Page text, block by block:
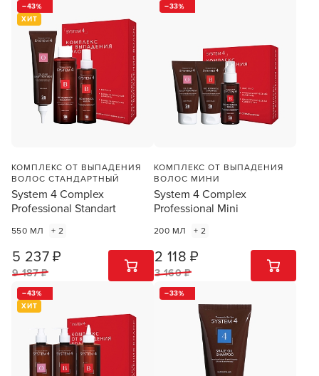
43
ХИТ
КОМПЛЕКС ОТ ВЫПАДЕНИЯ
ВОЛОС СТАНДАРТНЫЙ
System 4 Complex
Professional Standart
550 МЛ + 2
5 237 ₽
9 187 ₽
1 ШТ
33
КОМПЛЕКС ОТ ВЫПАДЕНИЯ
ВОЛОС МИНИ
System 4 Complex
Professional Mini
200 МЛ + 2
2 118 ₽
3 160 ₽
1 ШТ
43
ХИТ
33